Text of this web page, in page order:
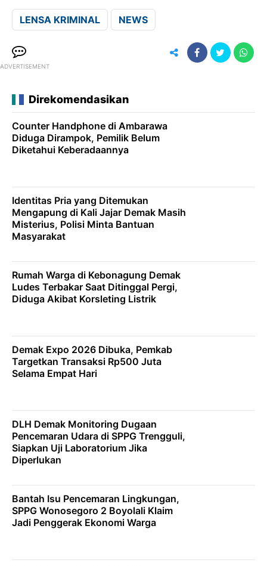
LENSA KRIMINAL NEWS
ADVERTISEMENT
Direkomendasikan
Counter Handphone di Ambarawa
Diduga Dirampok, Pemilik Belum
Diketahui Keberadaannya
Identitas Pria yang Ditemukan
Mengapung di Kali Jajar Demak Masih
Misterius, Polisi Minta Bantuan
Masyarakat
Rumah Warga di Kebonagung Demak
Ludes Terbakar Saat Ditinggal Pergi,
Diduga Akibat Korsleting Listrik
Demak Expo 2026 Dibuka, Pemkab
Targetkan Transaksi Rp500 Juta
Selama Empat Hari
DLH Demak Monitoring Dugaan
Pencemaran Udara di SPPG Trengguli,
Siapkan Uji Laboratorium Jika
Diperlukan
Bantah Isu Pencemaran Lingkungan,
SPPG Wonosegoro 2 Boyolali Klaim
Jadi Penggerak Ekonomi Warga